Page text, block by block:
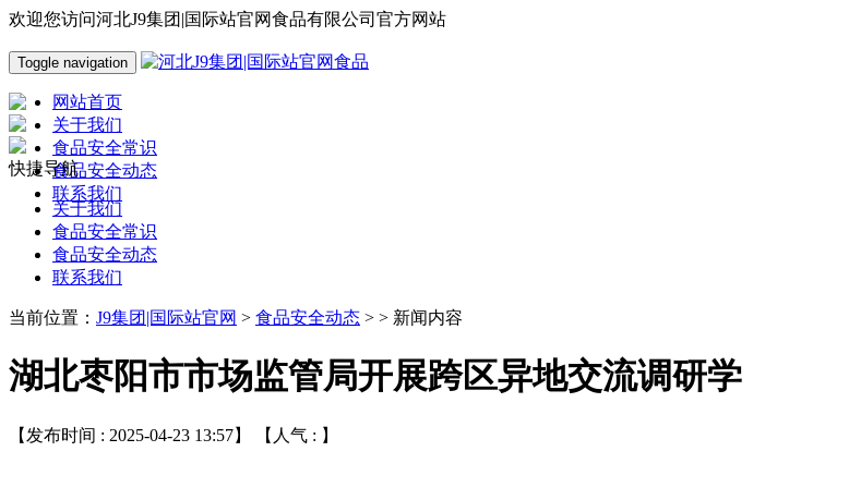
欢迎您访问河北J9集团|国际站官网食品有限公司官方网站
Toggle navigation
网站首页
关于我们
食品安全常识
食品安全动态
联系我们
快捷导航
关于我们
食品安全常识
食品安全动态
联系我们
当前位置： J9集团|国际站官网 > 食品安全动态 > > 新闻内容
湖北枣阳市市场监管局开展跨区异地交流调研学
【发布时间 : 2025-04-23 13:57】 【人气 : 】